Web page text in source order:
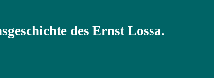
des Ernst Lossa.